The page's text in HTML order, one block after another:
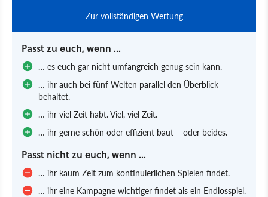
Zur vollständigen Wertung
Passt zu euch, wenn ...
… es euch gar nicht umfangreich genug sein kann.
… ihr auch bei fünf Welten parallel den Überblick
behaltet.
… ihr viel Zeit habt. Viel, viel Zeit.
… ihr gerne schön oder effizient baut – oder beides.
Passt nicht zu euch, wenn ...
… ihr kaum Zeit zum kontinuierlichen Spielen findet.
… ihr eine Kampagne wichtiger findet als ein Endlosspiel.